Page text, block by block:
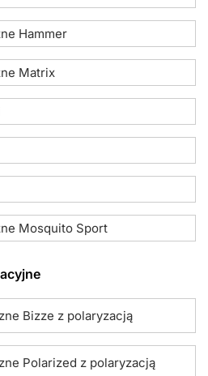
Hammer
Matrix
Mosquito Sport
Bizze z polaryzacją
Polarized z polaryzacją